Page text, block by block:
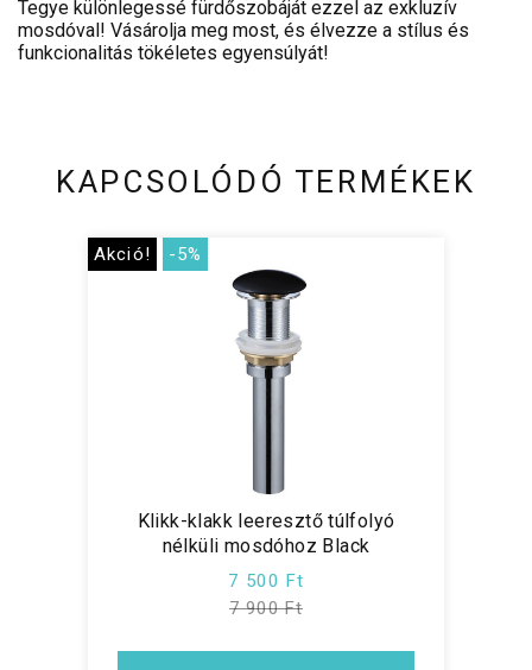
Tegye különlegessé fürdőszobáját ezzel az exkluzív
mosdóval! Vásárolja meg most, és élvezze a stílus és
funkcionalitás tökéletes egyensúlyát!
KAPCSOLÓDÓ TERMÉKEK
Akció! -5%
Klikk-klakk leeresztő túlfolyó
nélküli mosdóhoz Black
7 500 Ft
7 900 Ft